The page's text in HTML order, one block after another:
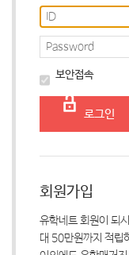
보안접속
로그인
회원가입
유학네트 회원이 되
대 50만원까지 적립